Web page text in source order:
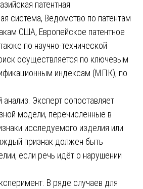
патентная
система, Ведомство по патентам
США, Европейское патентное
по научно-технической
осуществляется по ключевым
индексам (МПК), по
анализ. Эксперт сопоставляет
модели, перечисленные в
исследуемого изделия или
признак должен быть
если речь идёт о нарушении
В ряде случаев для